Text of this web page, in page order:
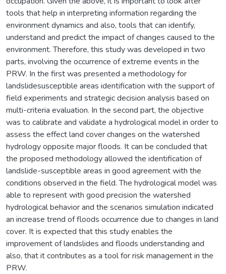
tools that help in interpreting information regarding the
environment dynamics and also, tools that can identify,
understand and predict the impact of changes caused to the
environment. Therefore, this study was developed in two
parts, involving the occurrence of extreme events in the
PRW. In the first was presented a methodology for
landslidesusceptible areas identification with the support of
field experiments and strategic decision analysis based on
multi-criteria evaluation. In the second part, the objective
was to calibrate and validate a hydrological model in order to
assess the effect land cover changes on the watershed
hydrology opposite major floods. It can be concluded that
the proposed methodology allowed the identification of
landslide-susceptible areas in good agreement with the
conditions observed in the field. The hydrological model was
able to represent with good precision the watershed
hydrological behavior and the scenarios simulation indicated
an increase trend of floods occurrence due to changes in land
cover. It is expected that this study enables the
improvement of landslides and floods understanding and
also, that it contributes as a tool for risk management in the
PRW.